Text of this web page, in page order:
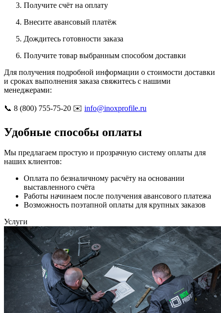
Получите счёт на оплату
Внесите авансовый платёж
Дождитесь готовности заказа
Получите товар выбранным способом доставки
Для получения подробной информации о стоимости доставки
и сроках выполнения заказа свяжитесь с нашими
менеджерами:
📞 8 (800) 755-75-20 ✉️ info@inoxprofile.ru
Удобные способы оплаты
Мы предлагаем простую и прозрачную систему оплаты для
наших клиентов:
Оплата по безналичному расчёту на основании
выставленного счёта
Работы начинаем после получения авансового платежа
Возможность поэтапной оплаты для крупных заказов
Услуги